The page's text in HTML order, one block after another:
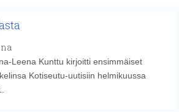
Leena Kunttu kirjoitti ensimmäiset
Kotiseutu-uutisiin helmikuussa